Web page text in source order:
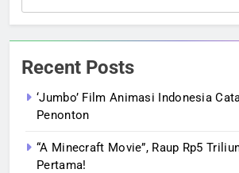
Recent Posts
‘Jumbo’ Film Animasi Indonesia
Penonton
“A Minecraft Movie”, Raup Rp5
Pertama!